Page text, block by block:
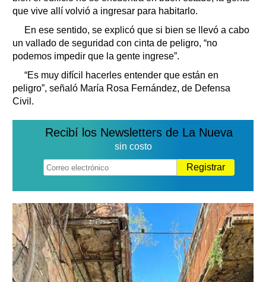
Loterías
Datos Útiles
Fúnebres
Edictos
que vive allí volvió a ingresar para habitarlo.
En ese sentido, se explicó que si bien se llevó a cabo
un vallado de seguridad con cinta de peligro, “no
podemos impedir que la gente ingrese”.
“Es muy difícil hacerles entender que están en
peligro”, señaló María Rosa Fernández, de Defensa
Civil.
Recibí los Newsletters de La Nueva
sin costo
Registrar